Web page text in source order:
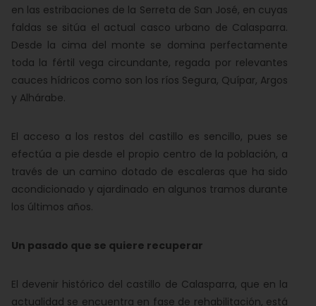
en las estribaciones de la Serreta de San José, en cuyas
faldas se sitúa el actual casco urbano de Calasparra.
Desde la cima del monte se domina perfectamente
toda la fértil vega circundante, regada por relevantes
cauces hídricos como son los ríos Segura, Quípar, Argos
y Alhárabe.
El acceso a los restos del castillo es sencillo, pues se
efectúa a pie desde el propio centro de la población, a
través de un camino dotado de escaleras que ha sido
acondicionado y ajardinado en algunos tramos durante
los últimos años.
Un pasado que se quiere recuperar
El devenir histórico del castillo de Calasparra, que en la
actualidad se encuentra en fase de rehabilitación, está